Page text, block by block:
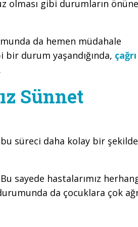
olması gibi durumların önüne
da hemen müdahale
durum yaşandığında, çağrı
Sünnet
süreci daha kolay bir şekilde
sayede hastalarımız
da çocuklara çok